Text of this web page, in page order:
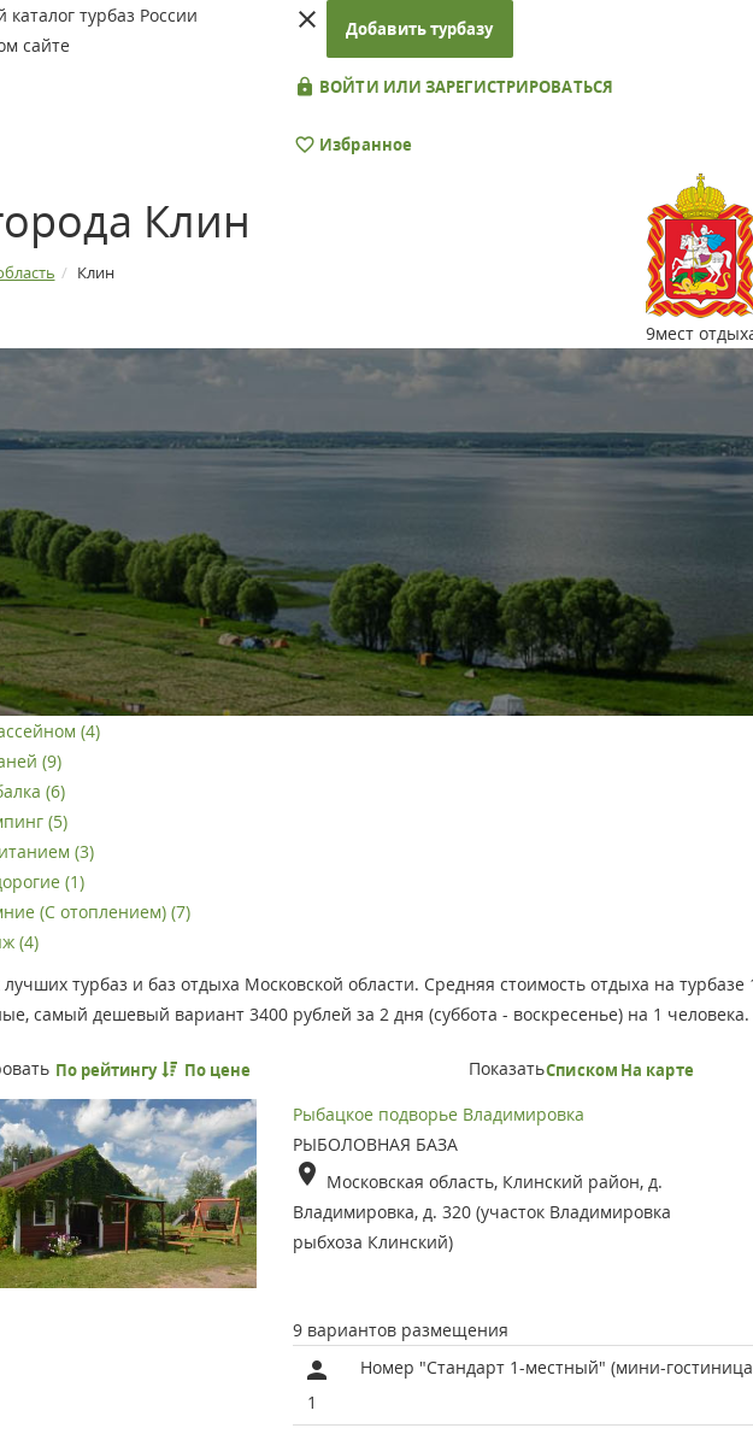
турбаз России
сайте
Добавить турбазу
ВОЙТИ ИЛИ ЗАРЕГИСТРИРОВАТЬСЯ
Избранное
Клин
Клин
9мест
(4)
(9)
(6)
(5)
(3)
(1)
(С отоплением) (7)
(4)
лучших турбаз и баз отдыха Московской области. Средняя стоимость отдыха на турбазе
самый дешевый вариант 3400 рублей за 2 дня (суббота - воскресенье) на 1 человека.
По рейтингу По цене ПоказатьСписком На карте
Рыбацкое подворье Владимировка
РЫБОЛОВНАЯ БАЗА
Московская область, Клинский район, д.
Владимировка, д. 320 (участок Владимировка
рыбхоза Клинский)
9 вариантов размещения
1
Номер "Стандарт 1-местный" (мини-